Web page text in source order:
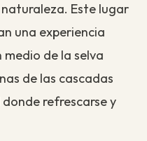
Este lugar
una experiencia
de la selva
de las cascadas
refrescarse y